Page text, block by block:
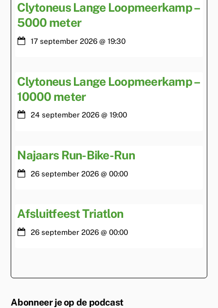
Clytoneus Lange Loopmeerkamp –
5000 meter
17 september 2026 @ 19:30
Clytoneus Lange Loopmeerkamp –
10000 meter
24 september 2026 @ 19:00
Najaars Run-Bike-Run
26 september 2026 @ 00:00
Afsluitfeest Triatlon
26 september 2026 @ 00:00
Abonneer je op de podcast